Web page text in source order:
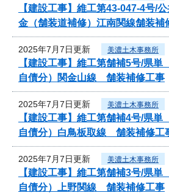
【建設工事】維工第43-047-4号/
金（舗装道補修）江南関線舗装補
2025年7月7日更新 美濃土木事務所
【建設工事】維工第舗補5号/県
自債分）関金山線 舗装補修工事
2025年7月7日更新 美濃土木事務所
【建設工事】維工第舗補4号/県
自債分）白鳥板取線 舗装補修工
2025年7月7日更新 美濃土木事務所
【建設工事】維工第舗補3号/県
自債分）上野関線 舗装補修工事